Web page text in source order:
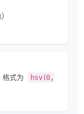
格式为
hsv(0,